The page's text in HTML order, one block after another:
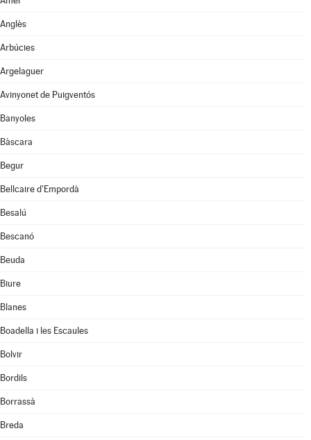
Anglès
Arbúcies
Argelaguer
Avinyonet de Puigventós
Banyoles
Bàscara
Begur
Bellcaire d'Empordà
Besalú
Bescanó
Beuda
Biure
Blanes
Boadella i les Escaules
Bolvir
Bordils
Borrassà
Breda